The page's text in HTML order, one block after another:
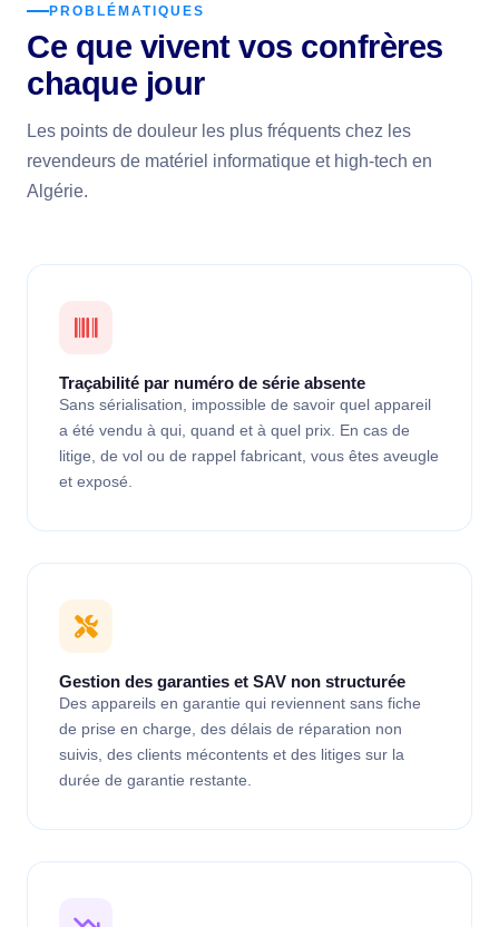
PROBLÉMATIQUES
Ce que vivent vos confrères
chaque jour
Les points de douleur les plus fréquents chez les
revendeurs de matériel informatique et high-tech en
Algérie.
Traçabilité par numéro de série absente
Sans sérialisation, impossible de savoir quel appareil
a été vendu à qui, quand et à quel prix. En cas de
litige, de vol ou de rappel fabricant, vous êtes aveugle
et exposé.
Gestion des garanties et SAV non structurée
Des appareils en garantie qui reviennent sans fiche
de prise en charge, des délais de réparation non
suivis, des clients mécontents et des litiges sur la
durée de garantie restante.